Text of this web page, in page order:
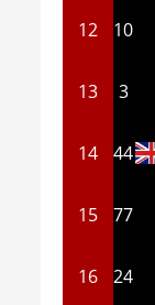
12 10
13 3
14 44
15 77
16 24